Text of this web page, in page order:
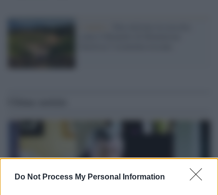
Do Not Process My Personal Information